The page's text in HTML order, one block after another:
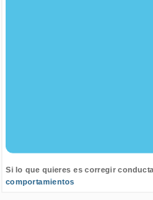
Si lo que quieres es corregir
comportamientos